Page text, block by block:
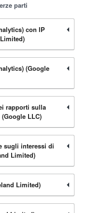
parti
con IP
(Google
rapporti sulla
LLC)
sugli interessi di
Limited)
Limited)